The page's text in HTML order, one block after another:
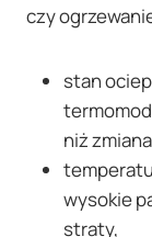
czy
stan
niż
wysokie
straty,